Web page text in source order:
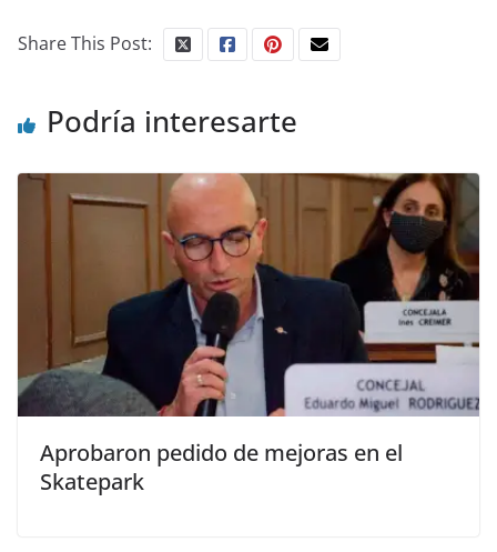
Share This Post:
Podría interesarte
Aprobaron pedido de mejoras en el
Skatepark